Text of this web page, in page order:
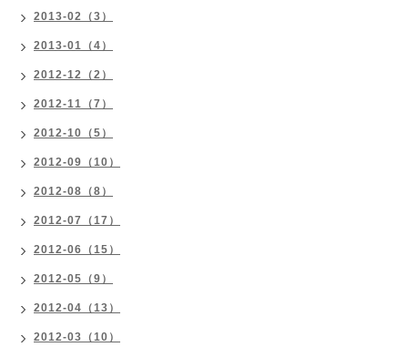
2013-02（3）
2013-01（4）
2012-12（2）
2012-11（7）
2012-10（5）
2012-09（10）
2012-08（8）
2012-07（17）
2012-06（15）
2012-05（9）
2012-04（13）
2012-03（10）